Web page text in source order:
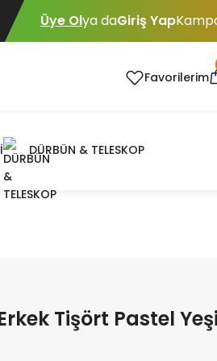
Üye Olya daGiriş Yap
Favorilerim
DÜRBÜN & TELESKOP
Tişört Pastel